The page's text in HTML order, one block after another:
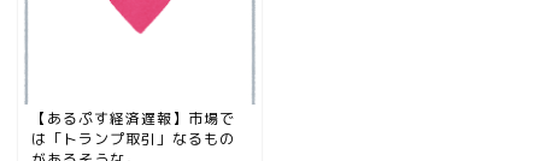
【あるぷす経済遅報】市場で
は「トランプ取引」なるもの